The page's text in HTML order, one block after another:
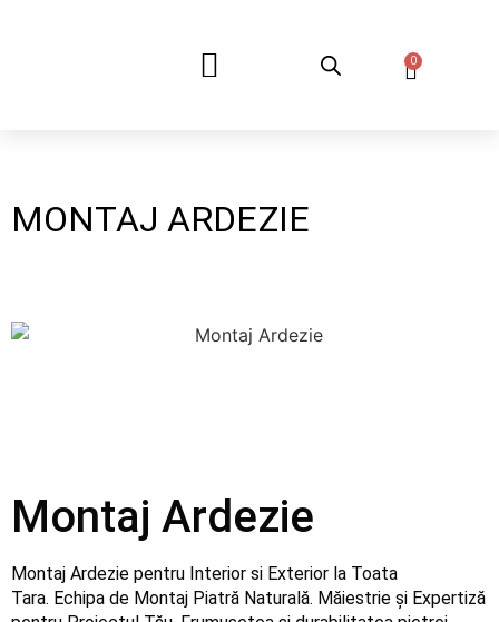
0
MONTAJ ARDEZIE
Montaj Ardezie
Montaj Ardezie pentru Interior si Exterior la Toata
Tara. Echipa de Montaj Piatră Naturală. Măiestrie și Expertiză